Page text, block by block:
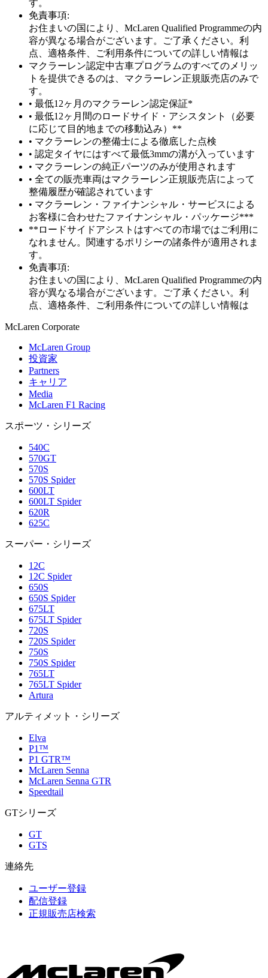
す。
免責事項:
お住まいの国により、McLaren Qualified Programmeの内
容が異なる場合がございます。ご了承ください。利
点、適格条件、ご利用条件についての詳しい情報は
マクラーレン認定中古車プログラムのすべてのメリッ
トを提供できるのは、マクラーレン正規販売店のみで
す。
• 最低12ヶ月のマクラーレン認定保証*
• 最低12ヶ月間のロードサイド・アシスタント（必要
に応じて目的地までの移動込み）**
• マクラーレンの整備士による徹底した点検
• 認定タイヤにはすべて最低3mmの溝が入っています
• マクラーレンの純正パーツのみが使用されます
• 全ての販売車両はマクラーレン正規販売店によって
整備履歴が確認されています
• マクラーレン・ファイナンシャル・サービスによる
お客様に合わせたファイナンシャル・パッケージ***
**ロードサイドアシストはすべての市場ではご利用に
なれません。関連するポリシーの諸条件が適用されま
す。
免責事項:
お住まいの国により、McLaren Qualified Programmeの内
容が異なる場合がございます。ご了承ください。利
点、適格条件、ご利用条件についての詳しい情報は
McLaren Corporate
McLaren Group
投資家
Partners
キャリア
Media
McLaren F1 Racing
スポーツ・シリーズ
540C
570GT
570S
570S Spider
600LT
600LT Spider
620R
625C
スーパー・シリーズ
12C
12C Spider
650S
650S Spider
675LT
675LT Spider
720S
720S Spider
750S
750S Spider
765LT
765LT Spider
Artura
アルティメット・シリーズ
Elva
P1™
P1 GTR™
McLaren Senna
McLaren Senna GTR
Speedtail
GTシリーズ
GT
GTS
連絡先
ユーザー登録
配信登録
正規販売店検索